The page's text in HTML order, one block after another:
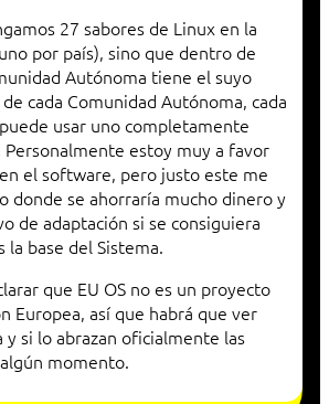
27 sabores de Linux en la
por país), sino que dentro de
Autónoma tiene el suyo
cada Comunidad Autónoma, cada
usar uno completamente
estoy muy a favor
el software, pero justo este me
donde se ahorraría mucho dinero y
de adaptación si se consiguiera
la base del Sistema.
que EU OS no es un proyecto
Europea, así que habrá que ver
y si lo abrazan oficialmente las
momento.